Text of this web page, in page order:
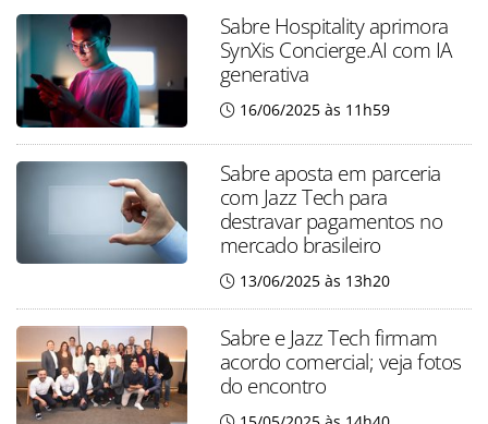
Sabre Hospitality aprimora
SynXis Concierge.AI com IA
generativa
16/06/2025 às 11h59
Sabre aposta em parceria
com Jazz Tech para
destravar pagamentos no
mercado brasileiro
13/06/2025 às 13h20
Sabre e Jazz Tech firmam
acordo comercial; veja fotos
do encontro